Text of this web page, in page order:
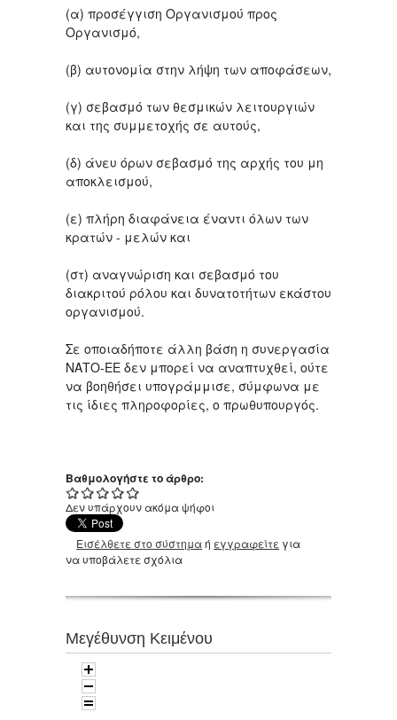
(α) προσέγγιση Οργανισμού προς
Οργανισμό,
(β) αυτονομία στην λήψη των αποφάσεων,
(γ) σεβασμό των θεσμικών λειτουργιών
και της συμμετοχής σε αυτούς,
(δ) άνευ όρων σεβασμό της αρχής του μη
αποκλεισμού,
(ε) πλήρη διαφάνεια έναντι όλων των
κρατών - μελών και
(στ) αναγνώριση και σεβασμό του
διακριτού ρόλου και δυνατοτήτων εκάστου
οργανισμού.
Σε οποιαδήποτε άλλη βάση η συνεργασία
ΝΑΤΟ-ΕΕ δεν μπορεί να αναπτυχθεί, ούτε
να βοηθήσει υπογράμμισε, σύμφωνα με
τις ίδιες πληροφορίες, ο πρωθυπουργός.
Βαθμολογήστε το άρθρο:
Δεν υπάρχουν ακόμα ψήφοι
Εισέλθετε στο σύστημαή εγγραφείτε για
να υποβάλετε σχόλια
Μεγέθυνση Κειμένου